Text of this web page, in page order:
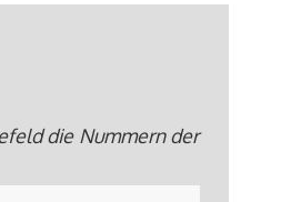
die Nummern der